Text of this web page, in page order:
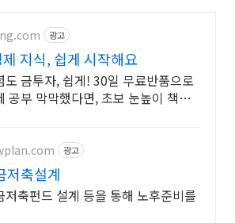
광고
지식, 쉽게 시작해요
도 금투자, 쉽게! 30일 무료반품으로
공부 막막했다면, 초보 눈높이 책으
광고
저축설계
저축펀드 설계 등을 통해 노후준비를